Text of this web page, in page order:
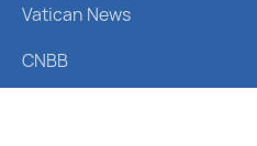
Vatican News
CNBB